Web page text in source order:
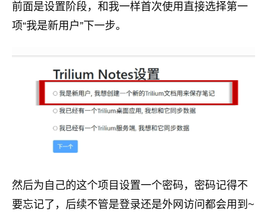
前面是设置阶段，和我一样首次使用直接选择第一
项“我是新用户”下一步。
然后为自己的这个项目设置一个密码，密码记得不
要忘记了，后续不管是登录还是外网访问都会用到~